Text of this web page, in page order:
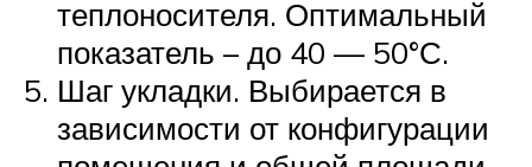
теплоносителя. Оптимальный
показатель – до 40 — 50°С.
Шаг укладки. Выбирается в
зависимости от конфигурации